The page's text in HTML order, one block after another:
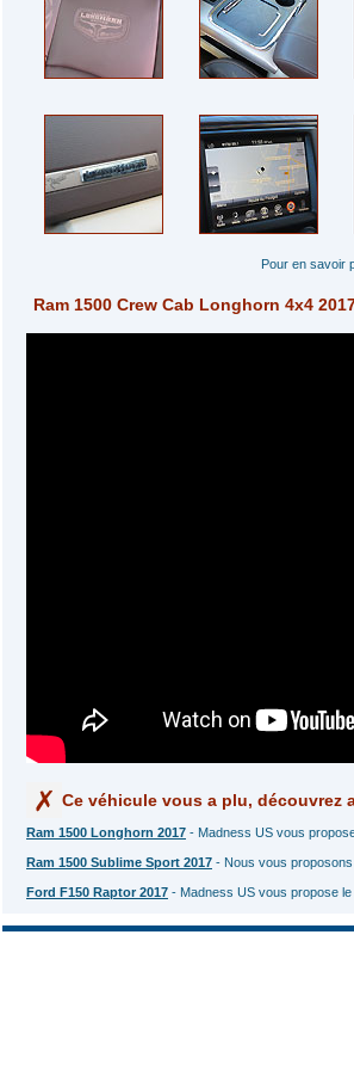
Pour en savoir
Ram 1500 Crew Cab Longhorn 4x4
Ce véhicule vous a plu, découvrez
Ram 1500 Longhorn 2017 - Madness US vous
Ram 1500 Sublime Sport 2017 - Nous vous
Ford F150 Raptor 2017 - Madness US vous propose